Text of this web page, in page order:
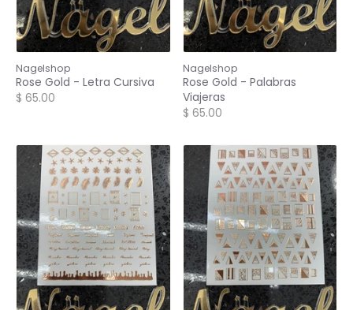
Nagelshop
Rose Gold - Letra Cursiva
$ 65.00
Nagelshop
Rose Gold - Palabras
Viajeras
$ 65.00